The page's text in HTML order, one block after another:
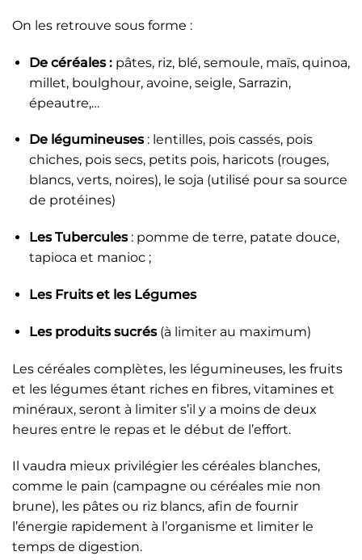
On les retrouve sous forme :
De céréales :pâtes, riz, blé, semoule, maïs, quinoa,
millet, boulghour, avoine, seigle, Sarrazin,
épeautre,…
De légumineuses: lentilles, pois cassés, pois
chiches, pois secs, petits pois, haricots (rouges,
blancs, verts, noires), le soja (utilisé pour sa source
de protéines)
Les Tubercules: pomme de terre, patate douce,
tapioca et manioc ;
Les Fruits et les Légumes
Les produits sucrés(à limiter au maximum)
Les céréales complètes, les légumineuses, les fruits
et les légumes étant riches en fibres, vitamines et
minéraux, seront à limiter s’il y a moins de deux
heures entre le repas et le début de l’effort.
Il vaudra mieux privilégier les céréales blanches,
comme le pain (campagne ou céréales mie non
brune), les pâtes ou riz blancs, afin de fournir
l’énergie rapidement à l’organisme et limiter le
temps de digestion.